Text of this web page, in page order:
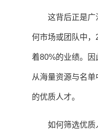
这背后正是广
何市场或团队中
着80%的业绩。
从海量资源与名
的优质人才。
如何筛选优质